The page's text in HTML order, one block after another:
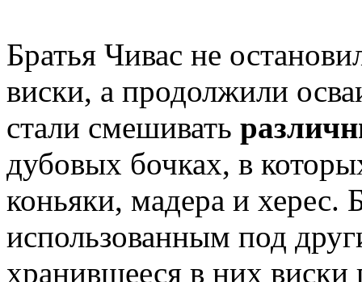
Братья Чивас не
виски, а продолжили
стали смешивать
дубовых бочках, в
коньяки, мадера и херес.
использованным под
хранившееся в них